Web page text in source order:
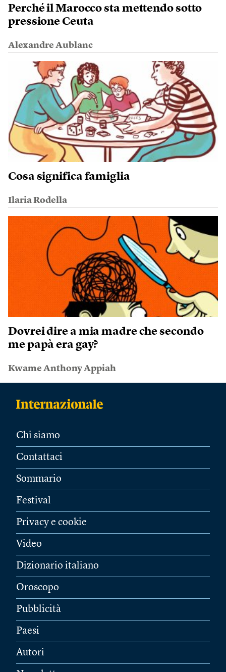
Perché il Marocco sta mettendo sotto
pressione Ceuta
Alexandre Aublanc
Cosa significa famiglia
Ilaria Rodella
Dovrei dire a mia madre che secondo
me papà era gay?
Kwame Anthony Appiah
Chi siamo
Contattaci
Sommario
Festival
Privacy e cookie
Video
Dizionario italiano
Oroscopo
Pubblicità
Paesi
Autori